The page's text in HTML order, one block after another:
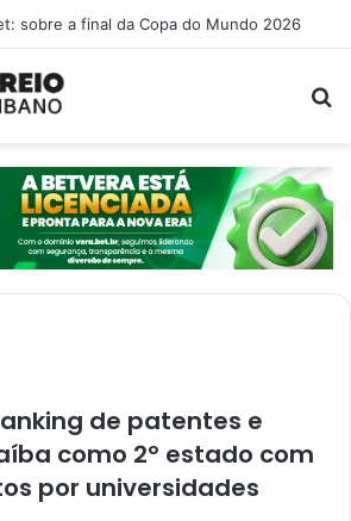
sobre a final da Copa do Mundo 2026
de patentes e
como 2º estado com
por universidades